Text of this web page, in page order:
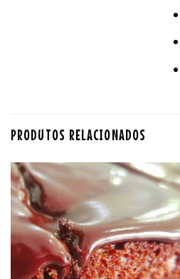
PRODUTOS RELACIONADOS